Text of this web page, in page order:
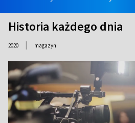
Historia każdego dnia
2020 | magazyn